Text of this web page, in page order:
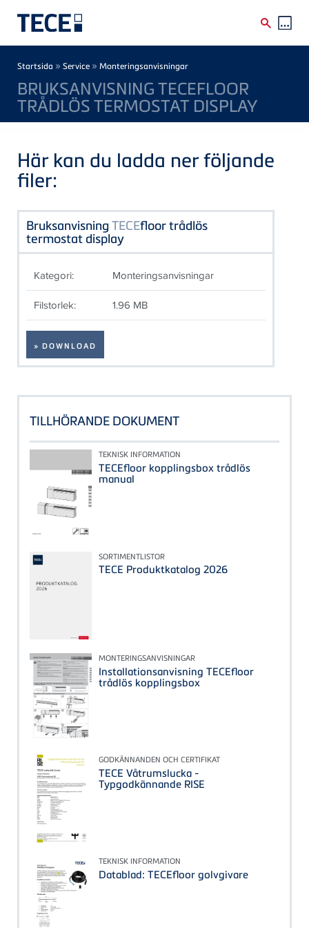
Breadcrumb
Startsida » Service » Monteringsanvisningar
BRUKSANVISNING TECEFLOOR
TRÅDLÖS TERMOSTAT DISPLAY
Här kan du ladda ner följande
filer:
BruksanvisningTECEfloor trådlös
termostat display
Kategori: Monteringsanvisningar
Filstorlek: 1.96 MB
» DOWNLOAD
TILLHÖRANDE DOKUMENT
TEKNISK INFORMATION
TECEfloor kopplingsbox trådlös
manual
SORTIMENTLISTOR
TECE Produktkatalog 2026
MONTERINGSANVISNINGAR
Installationsanvisning TECEfloor
trådlös kopplingsbox
GODKÄNNANDEN OCH CERTIFIKAT
TECE Våtrumslucka -
Typgodkännande RISE
TEKNISK INFORMATION
Datablad: TECEfloor golvgivare